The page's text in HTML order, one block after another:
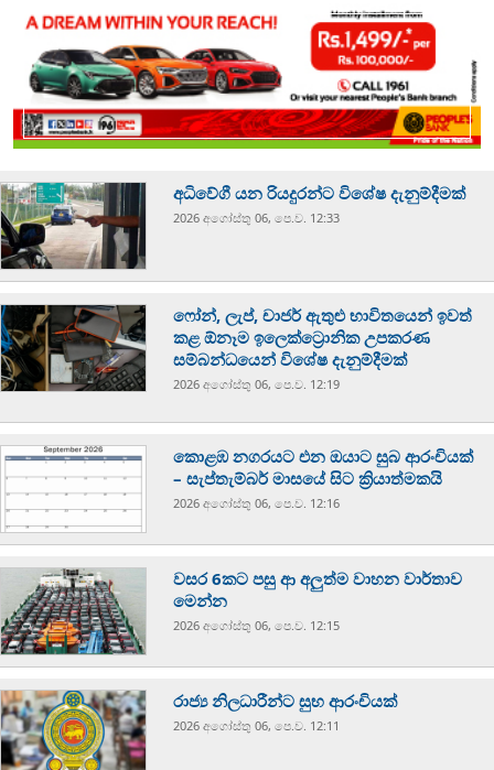
අධිවේගී යන රියදුරන්ට විශේෂ දැනුම්දීමක්
2026 අගෝස්‍තු 06, පෙ.ව. 12:33
ෆෝන්, ලැප්, චාජර් ඇතුළු භාවිතයෙන් ඉවත්
කළ ඕනෑම ඉලෙක්ට්‍රොනික උපකරණ
සම්බන්ධයෙන් විශේෂ දැනුම්දීමක්
2026 අගෝස්‍තු 06, පෙ.ව. 12:19
කොළඹ නගරයට එන ඔයාට සුබ ආරංචියක්
– සැප්තැම්බර් මාසයේ සිට ක්‍රියාත්මකයි
2026 අගෝස්‍තු 06, පෙ.ව. 12:16
වසර 6කට පසු ආ අලුත්ම වාහන වාර්තාව
මෙන්න
2026 අගෝස්‍තු 06, පෙ.ව. 12:15
රාජ්‍ය නිලධාරීන්ට සුභ ආරංචියක්
2026 අගෝස්‍තු 06, පෙ.ව. 12:11